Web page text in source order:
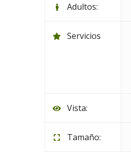
Adultos:
Servicios
Vista:
Tamaño: